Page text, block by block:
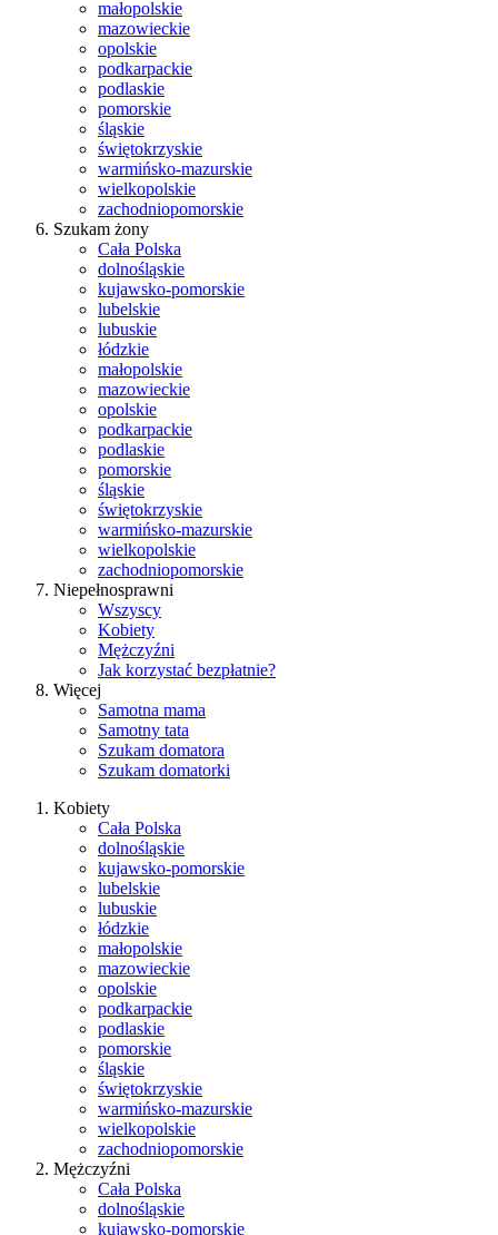
małopolskie
mazowieckie
opolskie
podkarpackie
podlaskie
pomorskie
śląskie
świętokrzyskie
warmińsko-mazurskie
wielkopolskie
zachodniopomorskie
Szukam żony
Cała Polska
dolnośląskie
kujawsko-pomorskie
lubelskie
lubuskie
łódzkie
małopolskie
mazowieckie
opolskie
podkarpackie
podlaskie
pomorskie
śląskie
świętokrzyskie
warmińsko-mazurskie
wielkopolskie
zachodniopomorskie
Niepełnosprawni
Wszyscy
Kobiety
Mężczyźni
Jak korzystać bezpłatnie?
Więcej
Samotna mama
Samotny tata
Szukam domatora
Szukam domatorki
Kobiety
Cała Polska
dolnośląskie
kujawsko-pomorskie
lubelskie
lubuskie
łódzkie
małopolskie
mazowieckie
opolskie
podkarpackie
podlaskie
pomorskie
śląskie
świętokrzyskie
warmińsko-mazurskie
wielkopolskie
zachodniopomorskie
Mężczyźni
Cała Polska
dolnośląskie
kujawsko-pomorskie